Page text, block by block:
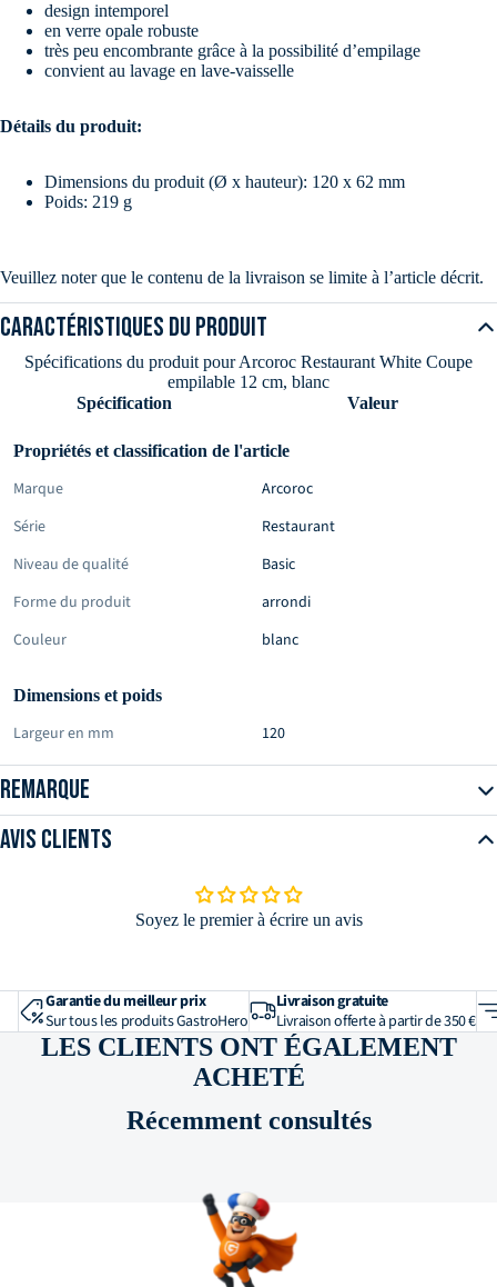
design intemporel
en verre opale robuste
très peu encombrante grâce à la possibilité d’empilage
convient au lavage en lave-vaisselle
Détails du produit:
Dimensions du produit (Ø x hauteur): 120 x 62 mm
Poids: 219 g
Veuillez noter que le contenu de la livraison se limite à l’article décrit.
inclus.
Caractéristiques du produit
Spécifications du produit pour Arcoroc Restaurant White Coupe
empilable 12 cm, blanc
Spécification
Valeur
Propriétés et classification de l'article
Marque
Arcoroc
Série
Restaurant
Niveau de qualité
Basic
Forme du produit
arrondi
Couleur
blanc
Dimensions et poids
Largeur en mm
120
Hauteur en mm
62
Profondeur en mm
120
Poids net en kg
120
Volume de remplissage en litres 0,4
Matériau et construction
verre opalin
Remarque
Avis clients
Soyez le premier à écrire un avis
Garantie du meilleur prix
Sur tous les produits GastroHero
Livraison gratuite
Livraison offerte à partir de 350 €
LES CLIENTS ONT ÉGALEMENT
ACHETÉ
Récemment consultés